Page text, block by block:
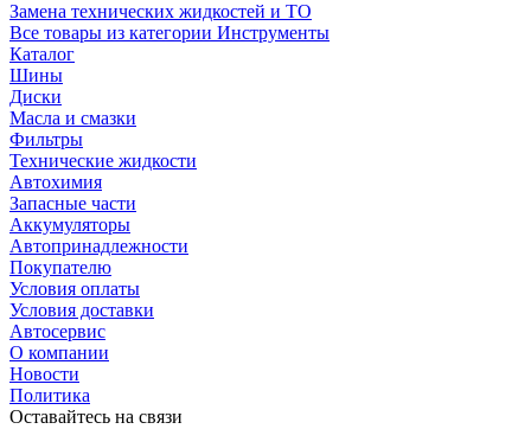
Замена технических жидкостей и ТО
Все товары из категории Инструменты
Каталог
Шины
Диски
Масла и смазки
Фильтры
Технические жидкости
Автохимия
Запасные части
Аккумуляторы
Автопринадлежности
Покупателю
Условия оплаты
Условия доставки
Автосервис
О компании
Новости
Политика
Оставайтесь на связи